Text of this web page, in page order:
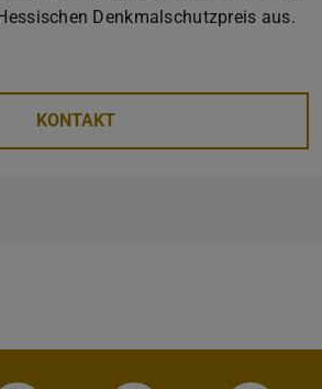
Denkmalschutzpreis aus.
KONTAKT